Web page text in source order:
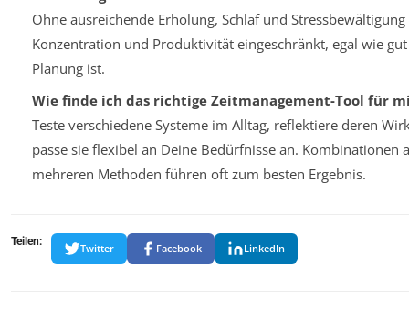
Ohne ausreichende Erholung, Schlaf und
Konzentration und Produktivität eingeschränkt, egal wie
Planung ist.
Wie finde ich das richtige Zeitmanagement-Tool für
Teste verschiedene Systeme im Alltag, reflektiere deren
passe sie flexibel an Deine Bedürfnisse an. Kombinationen
mehreren Methoden führen oft zum besten Ergebnis.
Teilen:
Twitter Facebook LinkedIn